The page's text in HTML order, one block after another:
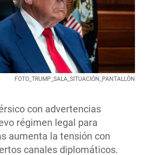
con advertencias
régimen legal para
aumenta la tensión con
canales diplomáticos.
FOTO_TRUMP_SALA_SITUACIÓN_PANTALLÓN